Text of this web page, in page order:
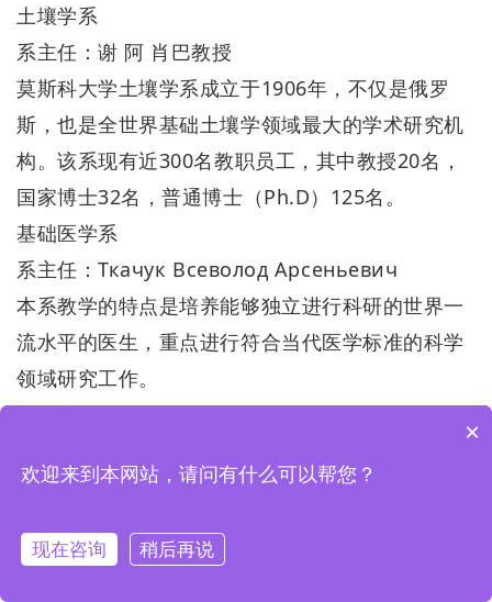
土壤学系
系主任：谢 阿 肖巴教授
莫斯科大学土壤学系成立于1906年，不仅是俄罗
斯，也是全世界基础土壤学领域最大的学术研究机
构。该系现有近300名教职员工，其中教授20名，
国家博士32名，普通博士（Ph.D）125名。
基础医学系
系主任：Ткачук Всеволод Арсеньевич
本系教学的特点是培养能够独立进行科研的世界一
流水平的医生，重点进行符合当代医学标准的科学
领域研究工作。
该系主要目标是利用当代最新的信息和教学工艺
养符合俄罗斯高等教育标准培养临床专业的医务工
的力量对基础和临床医学进行深入研究；在医学实
×
欢迎来到本网站，请问有什么可以帮您？
现在咨询 稍后再说